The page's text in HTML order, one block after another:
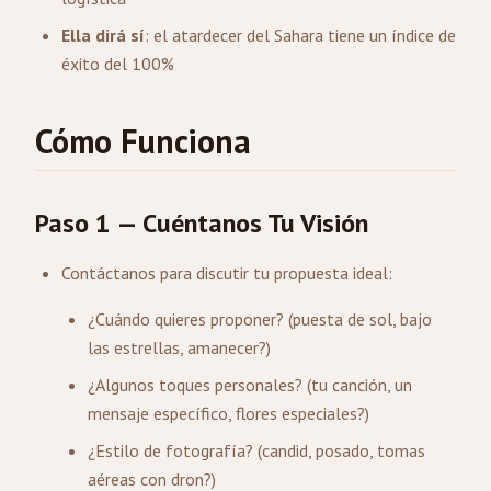
Ella dirá sí: el atardecer del Sahara tiene un índice de
éxito del 100%
Cómo Funciona
Paso 1 — Cuéntanos Tu Visión
Contáctanos para discutir tu propuesta ideal:
¿Cuándo quieres proponer? (puesta de sol, bajo
las estrellas, amanecer?)
¿Algunos toques personales? (tu canción, un
mensaje específico, flores especiales?)
¿Estilo de fotografía? (candid, posado, tomas
aéreas con dron?)